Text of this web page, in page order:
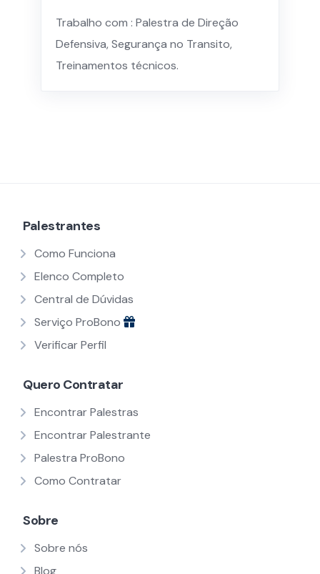
Trabalho com : Palestra de Direção
Defensiva, Segurança no Transito,
Treinamentos técnicos.
Palestrantes
Como Funciona
Elenco Completo
Central de Dúvidas
Serviço ProBono
Verificar Perfil
Quero Contratar
Encontrar Palestras
Encontrar Palestrante
Palestra ProBono
Como Contratar
Sobre
Sobre nós
Blog